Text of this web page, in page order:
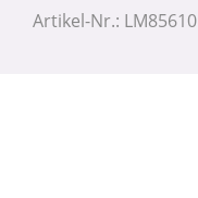
Artikel-Nr.: LM85610